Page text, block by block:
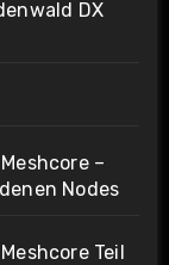
DX
–
Nodes
Teil